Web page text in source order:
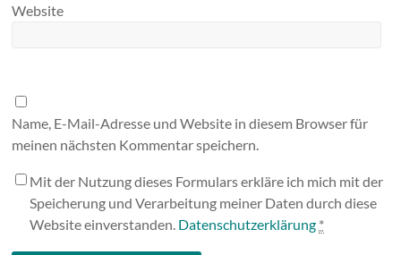
Website
Name, E-Mail-Adresse und Website in diesem Browser für
meinen nächsten Kommentar speichern.
Mit der Nutzung dieses Formulars erkläre ich mich mit der
Speicherung und Verarbeitung meiner Daten durch diese
Website einverstanden. Datenschutzerklärung *